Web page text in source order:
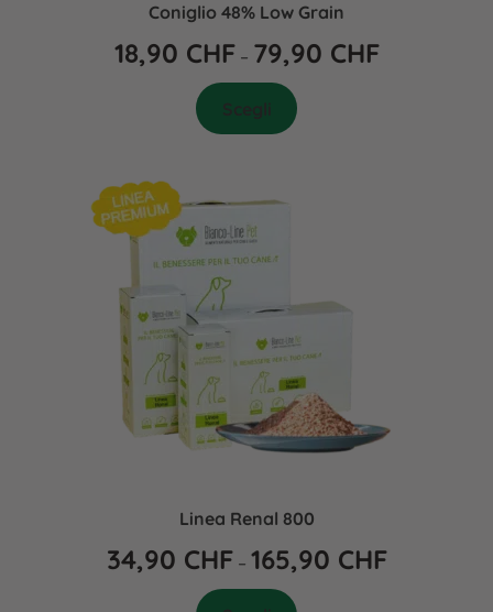
Coniglio 48% Low Grain
18,90 CHF – 79,90 CHF
Linea Renal 800
34,90 CHF – 165,90 CHF